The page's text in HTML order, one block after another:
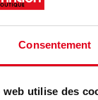
Consentement
web utilise des